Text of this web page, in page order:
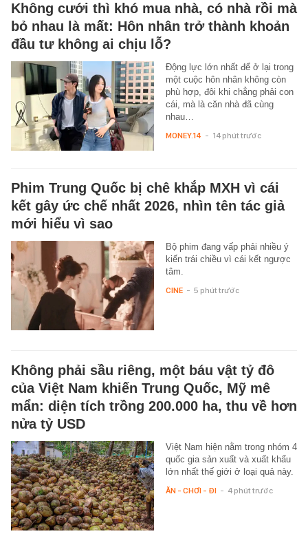
Không cưới thì khó mua nhà, có nhà rồi mà
bỏ nhau là mất: Hôn nhân trở thành khoản
đầu tư không ai chịu lỗ?
Động lực lớn nhất để ở lại trong
một cuộc hôn nhân không còn
phù hợp, đôi khi chẳng phải con
cái, mà là căn nhà đã cùng
nhau…
MONEY.14 - 14 phút trước
Phim Trung Quốc bị chê khắp MXH vì cái
kết gây ức chế nhất 2026, nhìn tên tác giả
mới hiểu vì sao
Bộ phim đang vấp phải nhiều ý
kiến trái chiều vì cái kết ngược
tâm.
CINE - 5 phút trước
Không phải sầu riêng, một báu vật tỷ đô
của Việt Nam khiến Trung Quốc, Mỹ mê
mẩn: diện tích trồng 200.000 ha, thu về hơn
nửa tỷ USD
Việt Nam hiện nằm trong nhóm 4
quốc gia sản xuất và xuất khẩu
lớn nhất thế giới ở loại quả này.
ĂN - CHƠI - ĐI - 4 phút trước